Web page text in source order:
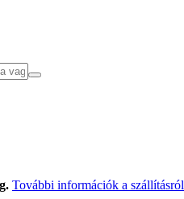
További információk a szállításról